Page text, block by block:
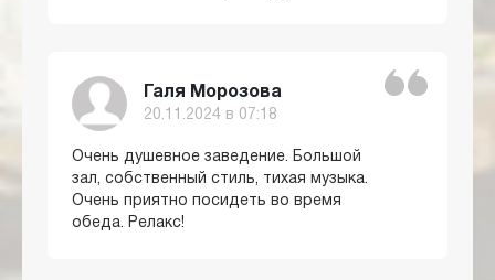
Галя Морозова
20.11.2024 в 07:18
Очень душевное заведение. Большой
зал, собственный стиль, тихая музыка.
Очень приятно посидеть во время
обеда. Релакс!